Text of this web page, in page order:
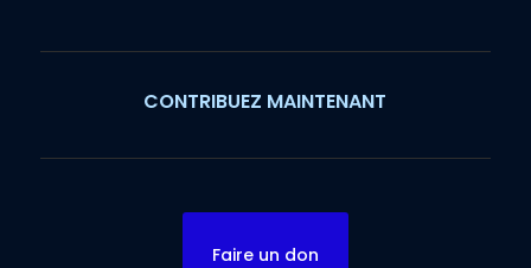
CONTRIBUEZ MAINTENANT
Faire un don